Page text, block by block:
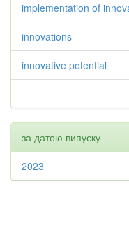
implementation of
innovations
innovative potential
за датою випуску
2023